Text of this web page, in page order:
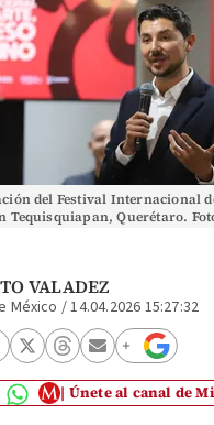
del Festival Internacional
Tequisquiapan, Querétaro.
VALADEZ
México /14.04.2026 15:27:32
Únete al canal de